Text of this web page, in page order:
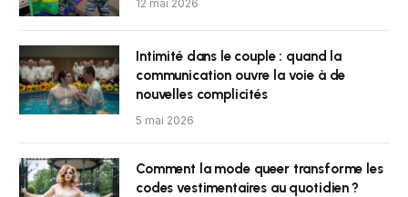
12 mai 2026
Intimité dans le couple : quand la
communication ouvre la voie à de
nouvelles complicités
5 mai 2026
Comment la mode queer transforme les
codes vestimentaires au quotidien ?